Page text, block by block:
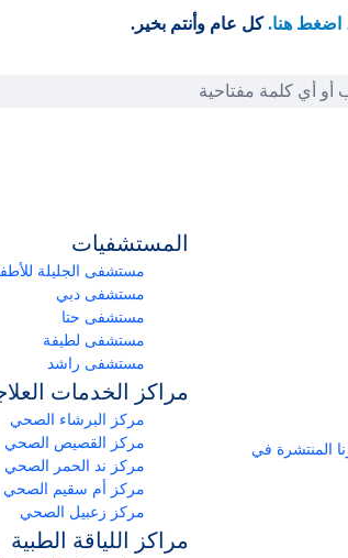
اضغط هنا. كل عام وأنتم بخير.
المنتشرة في
المستشفيات
مستشفى الجليلة
مستشفى دبي
مستشفى حتا
مستشفى لطيفة
مستشفى راشد
مراكز الخدمات
مركز البرشاء الصحي
مركز القصيص الصحي
مركز ند الحمر الصحي
مركز أم سقيم الصحي
مركز زعبيل الصحي
مراكز اللياقة الطبية